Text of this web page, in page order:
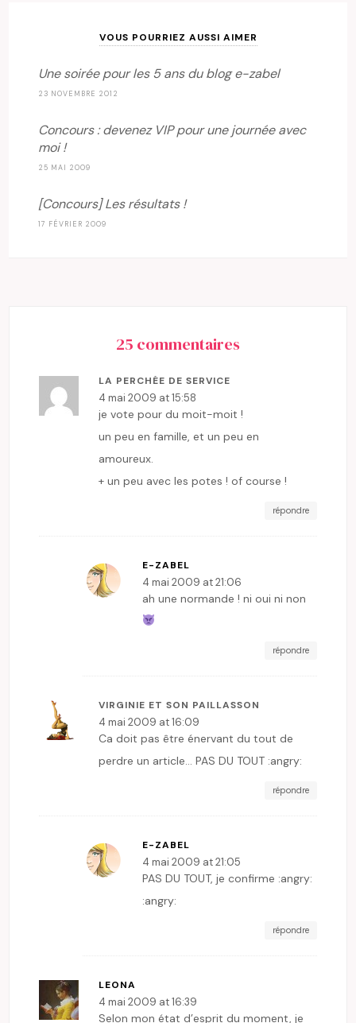
VOUS POURRIEZ AUSSI AIMER
Une soirée pour les 5 ans du blog e-zabel
23 NOVEMBRE 2012
Concours : devenez VIP pour une journée avec
moi !
25 MAI 2009
[Concours] Les résultats !
17 FÉVRIER 2009
25 commentaires
LA PERCHÉE DE SERVICE
4 mai 2009 at 15:58
je vote pour du moit-moit !
un peu en famille, et un peu en
amoureux.
+ un peu avec les potes ! of course !
répondre
E-ZABEL
4 mai 2009 at 21:06
ah une normande ! ni oui ni non
répondre
VIRGINIE ET SON PAILLASSON
4 mai 2009 at 16:09
Ca doit pas être énervant du tout de
perdre un article… PAS DU TOUT :angry:
répondre
E-ZABEL
4 mai 2009 at 21:05
PAS DU TOUT, je confirme :angry:
:angry:
répondre
LEONA
4 mai 2009 at 16:39
Selon mon état d’esprit du moment, je